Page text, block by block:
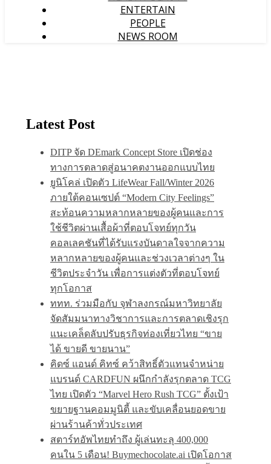
ENTERTAIN
PEOPLE
NEWS ROOM
Latest Post
DITP จัด DEmark Concept Store เปิดช่อง
ทางการตลาดสู่อนาคตงานออกแบบไทย
ยูนิโคล่ เปิดตัว LifeWear Fall/Winter 2026
ภายใต้คอนเซปต์ “Modern City Feelings”
สะท้อนความหลากหลายของผู้คนและการ
ใช้ชีวิตผ่านเสื้อผ้าที่ตอบโจทย์ทุกวัน
คอลเลคชันที่ได้รับแรงบันดาลใจจากความ
หลากหลายของผู้คนและช่วงเวลาต่างๆ ใน
ชีวิตประจำวัน เพื่อการแต่งตัวที่ตอบโจทย์
ทุกโอกาส
ททท. ร่วมมือกับ จุฬาลงกรณ์มหาวิทยาลัย
จัดสัมมนาทางวิชาการและการตลาดเชิงรุก
แนะเคล็ดลับปรับธุรกิจท่องเที่ยวไทย “ขาย
ได้ ขายดี ขายนาน”
คิดซ์ แอนด์ คิทซ์ คว้าสิทธิ์ตัวแทนจำหน่าย
แบรนด์ CARDFUN ผนึกกำลังรุกตลาด TCG
ไทย เปิดตัว “Marvel Hero Rush TCG” ตั้งเป้า
ขยายฐานคอมมูนิตี้ และขับเคลื่อนยอดขาย
ผ่านร้านค้าทั่วประเทศ
สตาร์ทอัพไทยทำถึง ผู้เล่นทะลุ 400,000
คนใน 5 เดือน! Buymechocolate.ai เปิดโอกาส